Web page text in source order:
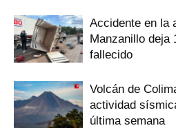
Accidente en la
Manzanillo deja
fallecido
Volcán de
actividad
última semana